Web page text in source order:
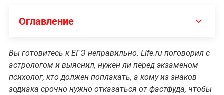
Оглавление
Вы готовитесь к ЕГЭ неправильно. Life.ru поговорил с
астрологом и выяснил, нужен ли перед экзаменом
психолог, кто должен поплакать, а кому из знаков
зодиака срочно нужно отказаться от фастфуда, чтобы